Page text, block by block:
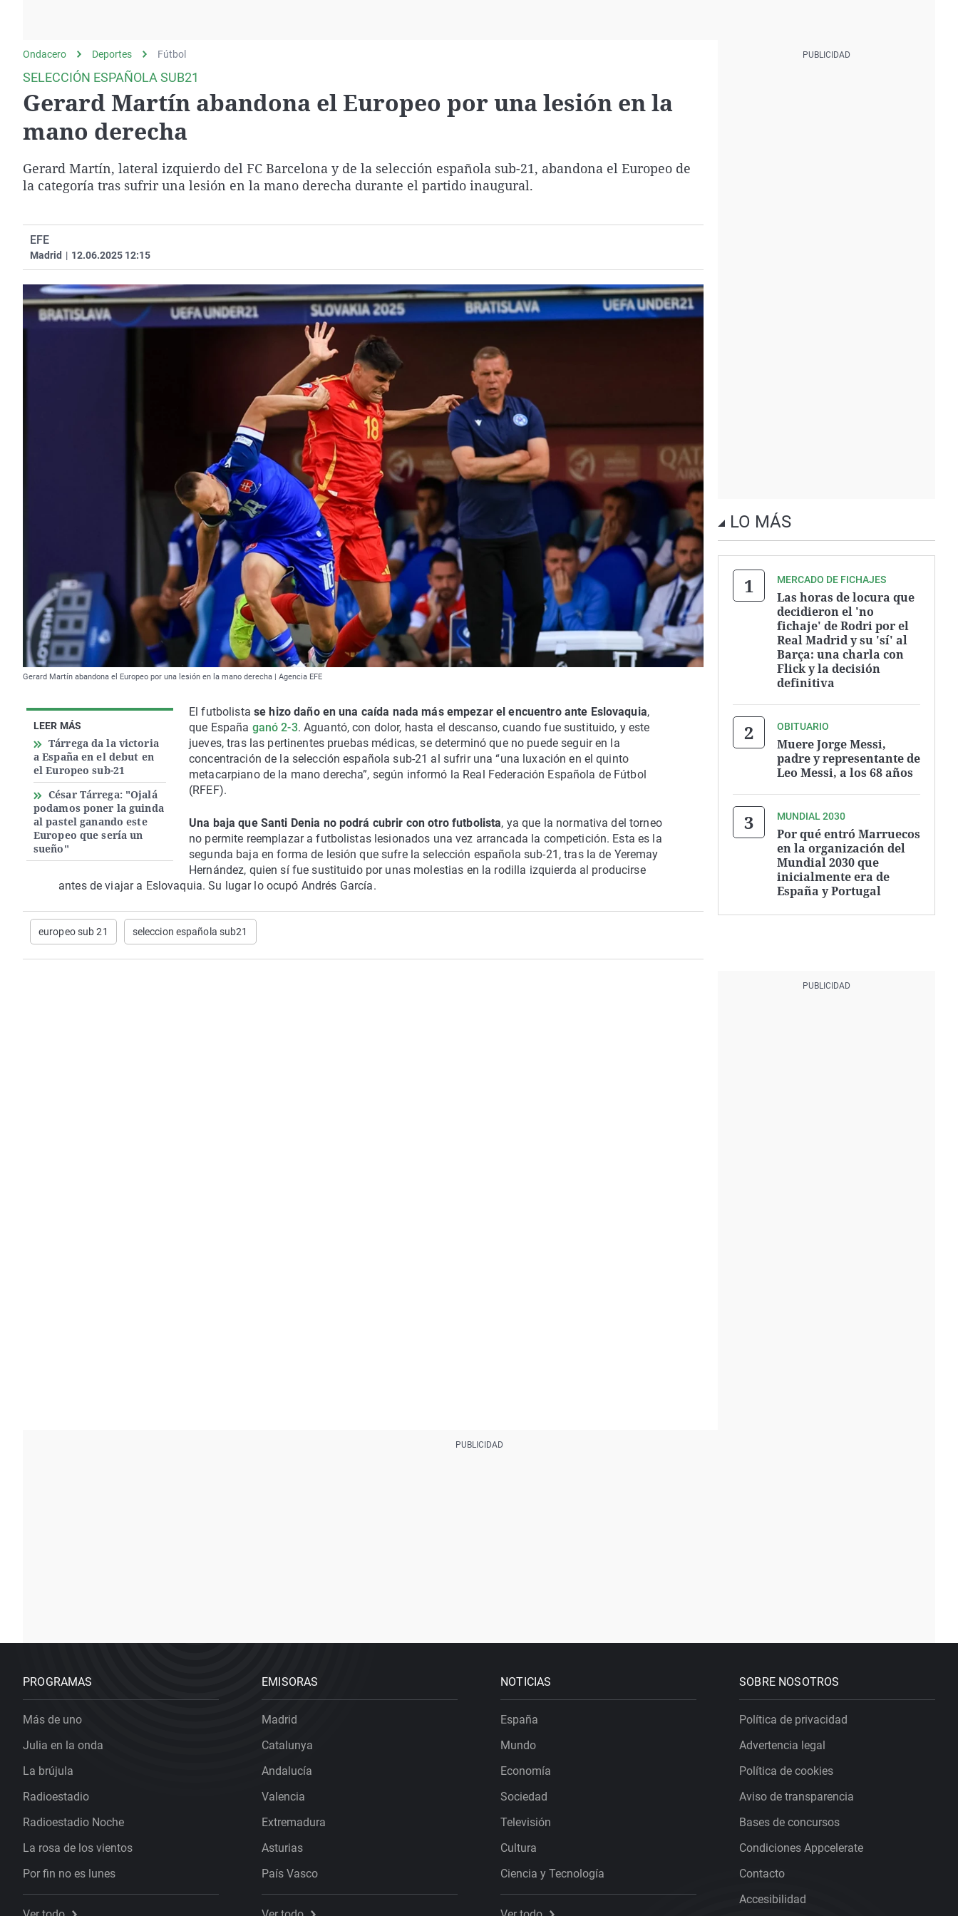
Como el perro y el
gato
Operación Viuda
Negra
País Vasco
Ondacero Deportes Fútbol
SELECCIÓN ESPAÑOLA SUB21
Gerard Martín abandona el Europeo por una lesión en la
mano derecha
Gerard Martín, lateral izquierdo del FC Barcelona y de la selección española sub-21, abandona el Europeo de
la categoría tras sufrir una lesión en la mano derecha durante el partido inaugural.
EFE
Madrid | 12.06.2025 12:15
Gerard Martín abandona el Europeo por una lesión en la mano derecha | Agencia EFE
LEER MÁS
Tárrega da la victoria
a España en el debut en
el Europeo sub-21
César Tárrega: "Ojalá
podamos poner la guinda
al pastel ganando este
Europeo que sería un
sueño"
El futbolista se hizo daño en una caída nada más empezar el encuentro ante Eslovaquia,
que España ganó 2-3. Aguantó, con dolor, hasta el descanso, cuando fue sustituido, y este
jueves, tras las pertinentes pruebas médicas, se determinó que no puede seguir en la
concentración de la selección española sub-21 al sufrir una “una luxación en el quinto
metacarpiano de la mano derecha”, según informó la Real Federación Española de Fútbol
(RFEF).
Una baja que Santi Denia no podrá cubrir con otro futbolista, ya que la normativa del torneo
no permite reemplazar a futbolistas lesionados una vez arrancada la competición. Esta es la
segunda baja en forma de lesión que sufre la selección española sub-21, tras la de Yeremay
Hernández, quien sí fue sustituido por unas molestias en la rodilla izquierda al producirse
antes de viajar a Eslovaquia. Su lugar lo ocupó Andrés García.
europeo sub 21 seleccion española sub21
LO MÁS
MERCADO DE FICHAJES
Las horas de locura que
decidieron el 'no
fichaje' de Rodri por el
Real Madrid y su 'sí' al
Barça: una charla con
Flick y la decisión
definitiva
OBITUARIO
Muere Jorge Messi,
padre y representante de
Leo Messi, a los 68 años
MUNDIAL 2030
Por qué entró Marruecos
en la organización del
Mundial 2030 que
inicialmente era de
España y Portugal
PROGRAMAS
Más de uno
Julia en la onda
La brújula
Radioestadio
Radioestadio Noche
La rosa de los vientos
Por fin no es lunes
EMISORAS
Madrid
Catalunya
Andalucía
Valencia
Extremadura
Asturias
País Vasco
NOTICIAS
España
Mundo
Economía
Sociedad
Televisión
Cultura
Ciencia y Tecnología
SOBRE NOSOTROS
Política de privacidad
Advertencia legal
Política de cookies
Aviso de transparencia
Bases de concursos
Condiciones Appcelerate
Contacto
Accesibilidad